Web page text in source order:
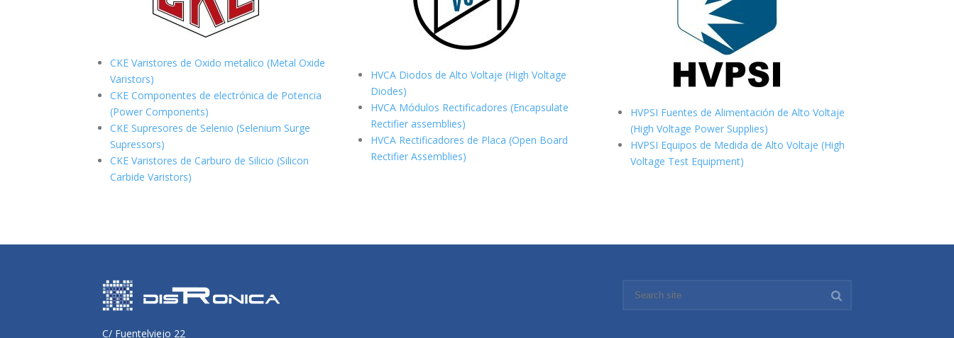
CKE Varistores de Oxido metalico (Metal Oxide
Varistors)
CKE Componentes de electrónica de Potencia
(Power Components)
CKE Supresores de Selenio (Selenium Surge
Supressors)
CKE Varistores de Carburo de Silicio (Silicon
Carbide Varistors)
HVCA Diodos de Alto Voltaje (High Voltage
Diodes)
HVCA Módulos Rectificadores (Encapsulate
Rectifier assemblies)
HVCA Rectificadores de Placa (Open Board
Rectifier Assemblies)
HVPSI Fuentes de Alimentación de Alto Voltaje
(High Voltage Power Supplies)
HVPSI Equipos de Medida de Alto Voltaje (High
Voltage Test Equipment)
C/ Fuentelviejo 22